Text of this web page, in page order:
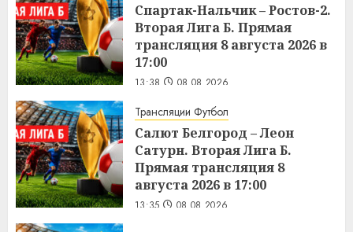
Спартак-Нальчик – Ростов-2.
Вторая Лига Б. Прямая
трансляция 8 августа 2026 в
17:00
13:38 08.08.2026
Трансляции Футбол
Салют Белгород – Леон
Сатурн. Вторая Лига Б.
Прямая трансляция 8
августа 2026 в 17:00
13:35 08.08.2026